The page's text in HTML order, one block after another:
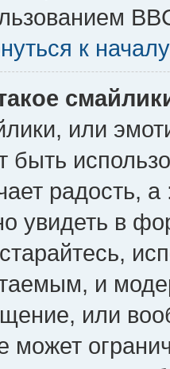
к началу
или
быть
радость,
увидеть в
и
или
может